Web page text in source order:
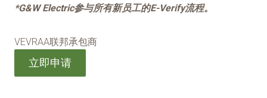
*G&W Electric参与所有新员工的E-Verify流程。
VEVRAA联邦承包商
立即申请